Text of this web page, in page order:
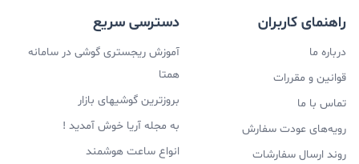
راهنمای کاربران
درباره ما
قوانین و مقررات
تماس با ما
رویه‌های عودت سفارش
روند ارسال سفارشات
دسترسی سریع
آموزش ریجستری گوشی در سامانه
همتا
بروزترین گوشیهای بازار
به مجله آریا خوش آمدید !
انواع ساعت هوشمند